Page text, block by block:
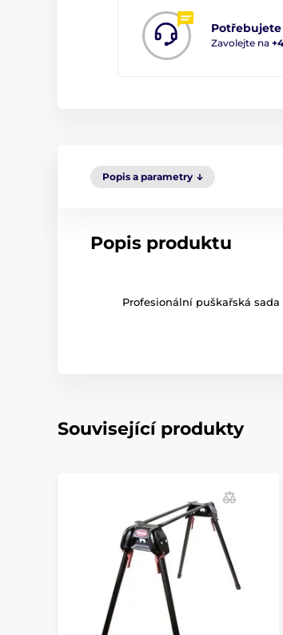
Zavolejte na
Popis a parametry
Popis produktu
Profesionální puškařská
Související produkty